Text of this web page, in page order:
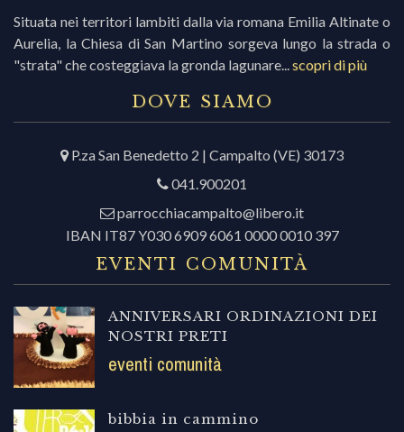
Situata nei territori lambiti dalla via romana Emilia Altinate o
Aurelia, la Chiesa di San Martino sorgeva lungo la strada o
"strata" che costeggiava la gronda lagunare... scopri di più
DOVE SIAMO
P.za San Benedetto 2 | Campalto (VE) 30173
041.900201
parrocchiacampalto@libero.it
IBAN IT87 Y030 6909 6061 0000 0010 397
EVENTI COMUNITÀ
ANNIVERSARI ORDINAZIONI DEI
NOSTRI PRETI
eventi comunità
bibbia in cammino